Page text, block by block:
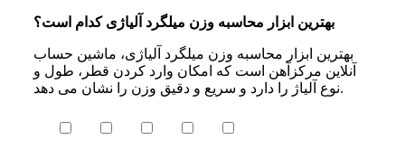
بهترین ابزار محاسبه وزن میلگرد آلیاژی کدام است؟
بهترین ابزار محاسبه وزن میلگرد آلیاژی، ماشین‌ حساب
آنلاین مرکزآهن است که امکان وارد کردن قطر، طول و
نوع آلیاژ را دارد و سریع و دقیق وزن را نشان می‌ دهد.